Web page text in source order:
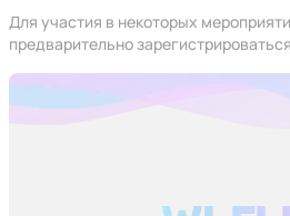
Для участия в некоторых
предварительно